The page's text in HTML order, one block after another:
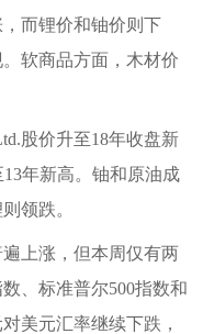
而锂价和铀价则下
软商品方面，木材价
股价升至18年收盘新
年新高。铀和原油成
领跌。
上涨，但本周仅有两
、标准普尔500指数和
美元汇率继续下跌，